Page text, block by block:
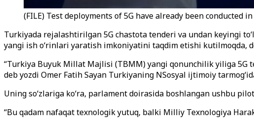
(FILE) Test deployments of 5G have already been conducted
Turkiyada rejalashtirilgan 5G chastota tenderi va undan keyingi
yangi ish o‘rinlari yaratish imkoniyatini taqdim etishi kutilmoqda,
“Turkiya Buyuk Millat Majlisi (TBMM) yangi qonunchilik yiliga 5G
deb yozdi Omer Fatih Sayan Turkiyaning NSosyal ijtimoiy
Uning so‘zlariga ko‘ra, parlament doirasida boshlangan ushbu
“Bu qadam nafaqat texnologik yutuq, balki Milliy Texnologiya